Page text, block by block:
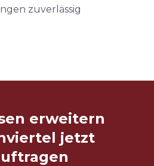
zuverlässig
erweitern
jetzt